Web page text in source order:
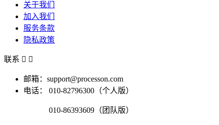
关于我们
加入我们
服务条款
隐私政策
联系  
邮箱：support@processon.com
电话：
010-82796300（个人版）
010-86393609（团队版）